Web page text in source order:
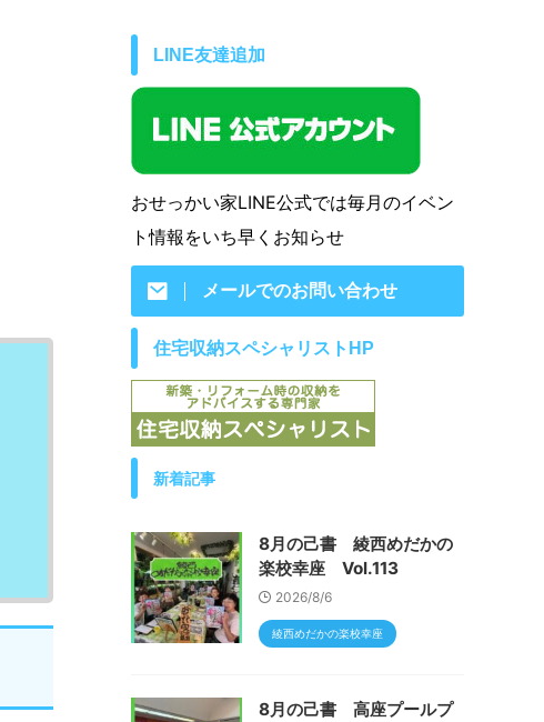
LINE友達追加
おせっかい家LINE公式では毎月のイベン
ト情報をいち早くお知らせ
メールでのお問い合わせ
住宅収納スペシャリストHP
新着記事
8月の己書 綾西めだかの
楽校幸座 Vol.113
2026/8/6
綾西めだかの楽校幸座
8月の己書 高座プールプ